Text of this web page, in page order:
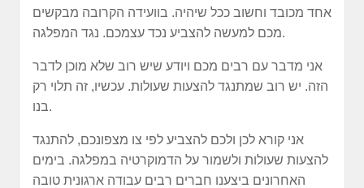
אחד מכובד וחשוב ככל שיהיה. בוועידה הקרובה מבקשים
מכם למעשה להצביע נכד עצמכם. נגד המפלגה.
אני מדבר עם רבים מכם ויודע שיש רוב שלא מוכן לדבר
הזה. יש רוב שמתנגד להצעות שעולות. עכשיו, זה תלוי רק
בנו.
אני קורא לכן ולכם להצביע לפי צו מצפונכם, להתנגד
להצעות שעולות ולשמור על הדמוקרטיה במפלגה. בימים
האחרונים ביצענו חברים רבים עבודה ארגונית טובה